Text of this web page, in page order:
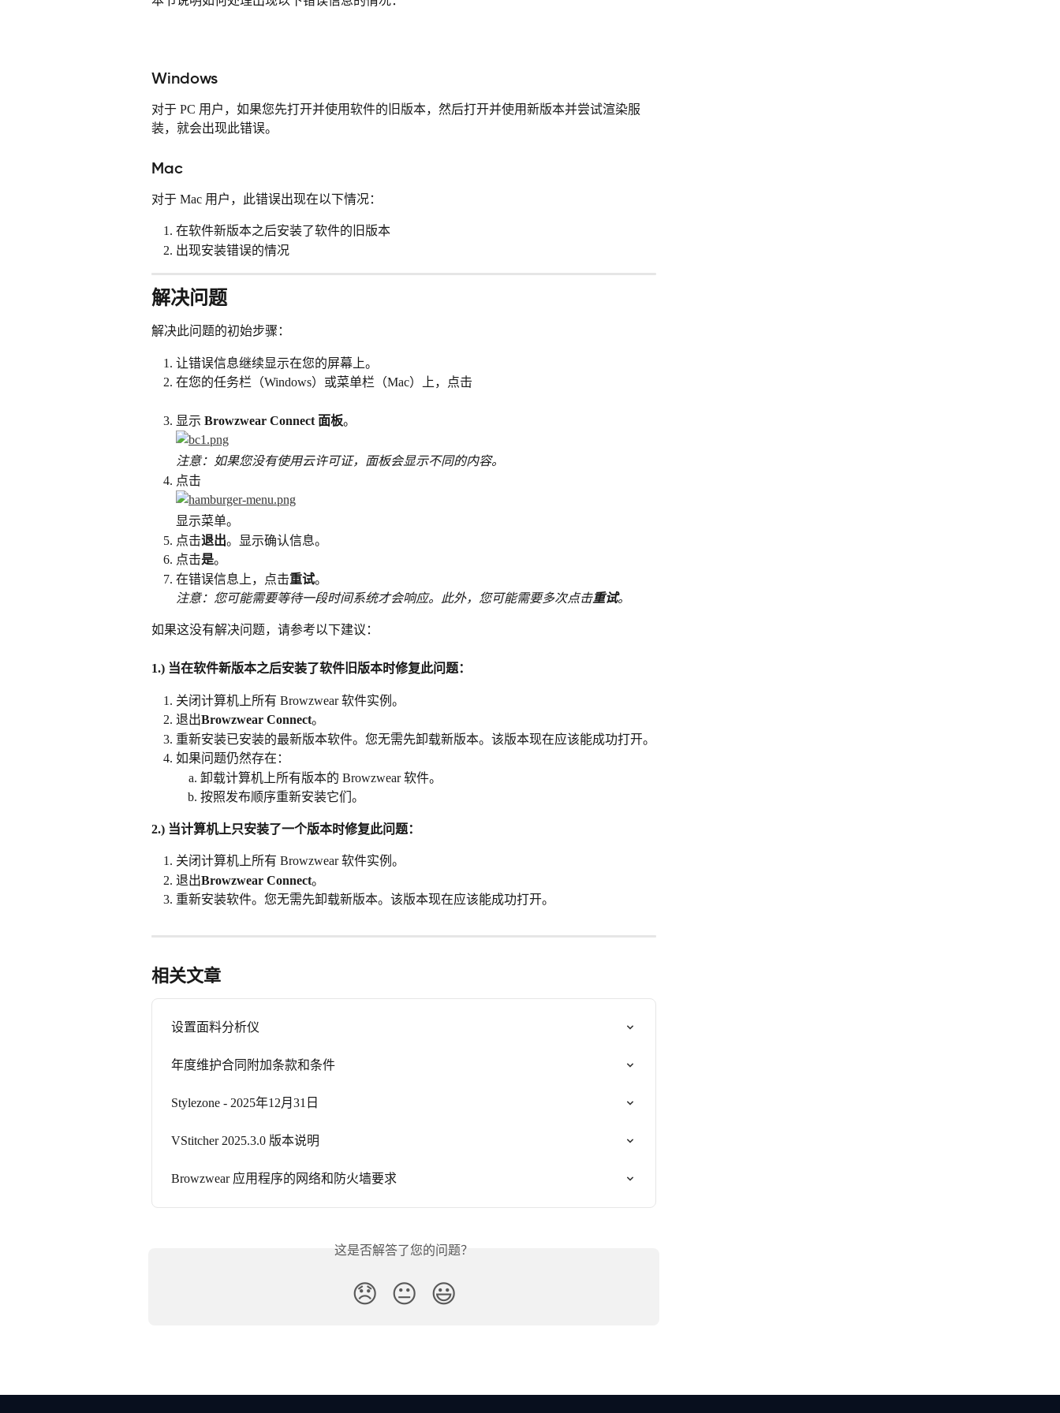
Windows
对于 PC 用户，如果您先打开并使用软件的旧版本，然后打开并使用新版本并尝试渲染服
装，就会出现此错误。
Mac
对于 Mac 用户，此错误出现在以下情况：
在软件新版本之后安装了软件的旧版本
出现安装错误的情况
解决问题
解决此问题的初始步骤：
让错误信息继续显示在您的屏幕上。
在您的任务栏（Windows）或菜单栏（Mac）上，点击
显示 Browzwear Connect 面板。
注意：如果您没有使用云许可证，面板会显示不同的内容。
点击
显示菜单。
点击退出。显示确认信息。
点击是。
在错误信息上，点击重试。
注意：您可能需要等待一段时间系统才会响应。此外，您可能需要多次点击重试。
如果这没有解决问题，请参考以下建议：
1.) 当在软件新版本之后安装了软件旧版本时修复此问题：
关闭计算机上所有 Browzwear 软件实例。
退出Browzwear Connect。
重新安装已安装的最新版本软件。您无需先卸载新版本。该版本现在应该能成功打开。
如果问题仍然存在：
卸载计算机上所有版本的 Browzwear 软件。
按照发布顺序重新安装它们。
2.) 当计算机上只安装了一个版本时修复此问题：
关闭计算机上所有 Browzwear 软件实例。
退出Browzwear Connect。
重新安装软件。您无需先卸载新版本。该版本现在应该能成功打开。
相关文章
设置面料分析仪
年度维护合同附加条款和条件
Stylezone - 2025年12月31日
VStitcher 2025.3.0 版本说明
Browzwear 应用程序的网络和防火墙要求
这是否解答了您的问题？
😞 😐 😃